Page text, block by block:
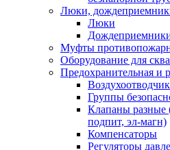
Люки,
Люки
Муфты
Оборудование для
Предохранительная и
Группы
Клапаны разные
подпит, эл-магн)
Компенсаторы
Регуляторы